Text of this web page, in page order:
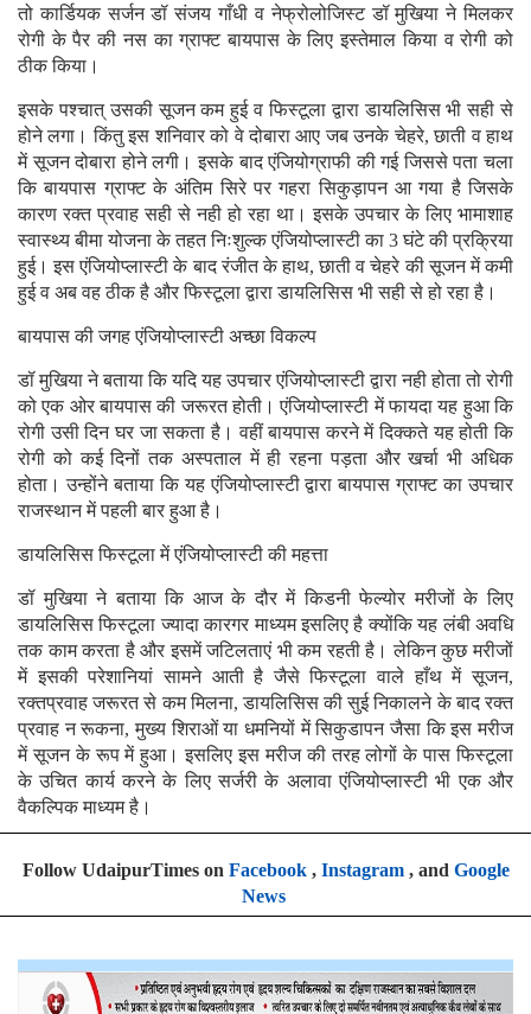
तो कार्डियक सर्जन डॉ संजय गाँधी व नेफ्रोलोजिस्ट डॉ मुखिया ने मिलकर
रोगी के पैर की नस का ग्राफ्ट बायपास के लिए इस्तेमाल किया व रोगी को
ठीक किया।
इसके पश्चात् उसकी सूजन कम हुई व फिस्टूला द्वारा डायलिसिस भी सही से
होने लगा। किंतु इस शनिवार को वे दोबारा आए जब उनके चेहरे, छाती व हाथ
में सूजन दोबारा होने लगी। इसके बाद एंजियोग्राफी की गई जिससे पता चला
कि बायपास ग्राफ्ट के अंतिम सिरे पर गहरा सिकुड़ापन आ गया है जिसके
कारण रक्त प्रवाह सही से नही हो रहा था। इसके उपचार के लिए भामाशाह
स्वास्थ्य बीमा योजना के तहत निःशुल्क एंजियोप्लास्टी का 3 घंटे की प्रक्रिया
हुई। इस एंजियोप्लास्टी के बाद रंजीत के हाथ, छाती व चेहरे की सूजन में कमी
हुई व अब वह ठीक है और फिस्टूला द्वारा डायलिसिस भी सही से हो रहा है।
बायपास की जगह एंजियोप्लास्टी अच्छा विकल्प
डॉ मुखिया ने बताया कि यदि यह उपचार एंजियोप्लास्टी द्वारा नही होता तो रोगी
को एक ओर बायपास की जरूरत होती। एंजियोप्लास्टी में फायदा यह हुआ कि
रोगी उसी दिन घर जा सकता है। वहीं बायपास करने में दिक्कते यह होती कि
रोगी को कई दिनों तक अस्पताल में ही रहना पड़ता और खर्चा भी अधिक
होता। उन्होंने बताया कि यह एंजियोप्लास्टी द्वारा बायपास ग्राफ्ट का उपचार
राजस्थान में पहली बार हुआ है।
डायलिसिस फिस्टूला में एंजियोप्लास्टी की महत्ता
डॉ मुखिया ने बताया कि आज के दौर में किडनी फेल्योर मरीजों के लिए
डायलिसिस फिस्टूला ज्यादा कारगर माध्यम इसलिए है क्योंकि यह लंबी अवधि
तक काम करता है और इसमें जटिलताएं भी कम रहती है। लेकिन कुछ मरीजों
में इसकी परेशानियां सामने आती है जैसे फिस्टूला वाले हाँथ में सूजन,
रक्तप्रवाह जरूरत से कम मिलना, डायलिसिस की सुई निकालने के बाद रक्त
प्रवाह न रूकना, मुख्य शिराओं या धमनियों में सिकुडापन जैसा कि इस मरीज
में सूजन के रूप में हुआ। इसलिए इस मरीज की तरह लोगों के पास फिस्टूला
के उचित कार्य करने के लिए सर्जरी के अलावा एंजियोप्लास्टी भी एक और
वैकल्पिक माध्यम है।
Follow UdaipurTimes on Facebook, Instagram, and Google
News